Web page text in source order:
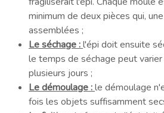
minimum de deux pièces qui,
assemblées ;
Le séchage :l'épi doit ensuite
le temps de séchage peut
plusieurs jours ;
Le démoulage :le démoulage
fois les objets suffisamment